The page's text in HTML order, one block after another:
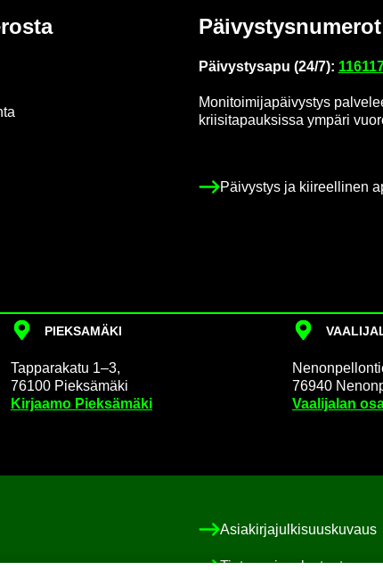
Päi­vys­tys­nu­me­rot
Päi­vys­tys­a­pu (24/7):
Mo­ni­toi­mi­ja­päi­vys­tys
krii­si­ta­pauk­sis­sa ym­pä­ri
Päi­vys­tys ja kii­reel­li­nen
PIEK­SA­MÄ­KI
Tap­pa­ra­ka­tu 1–3,
76100 Piek­sä­mä­ki
Kir­jaa­mo Piek­sä­mä­ki
76940
Vaa­li­ja­lan
Asia­kir­ja­jul­ki­suus­ku­vaus
Tie­to­suo­ja­se­los­teet